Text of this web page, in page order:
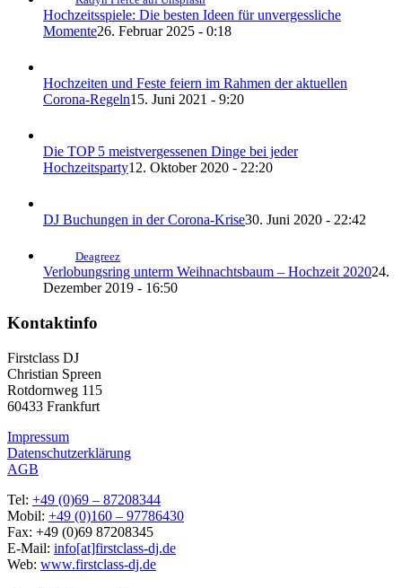
Hochzeitsspiele: Die besten Ideen für unvergessliche
Momente26. Februar 2025 - 0:18
Hochzeiten und Feste feiern im Rahmen der aktuellen
Corona-Regeln15. Juni 2021 - 9:20
Die TOP 5 meistvergessenen Dinge bei jeder
Hochzeitsparty12. Oktober 2020 - 22:20
DJ Buchungen in der Corona-Krise30. Juni 2020 - 22:42
Deagreez
Verlobungsring unterm Weihnachtsbaum – Hochzeit 202024.
Dezember 2019 - 16:50
Kontaktinfo
Firstclass DJ
Christian Spreen
Rotdornweg 115
60433 Frankfurt
Impressum
Datenschutzerklärung
AGB
Tel: +49 (0)69 – 87208344
Mobil: +49 (0)160 – 97786430
Fax: +49 (0)69 87208345
E-Mail: info[at]firstclass-dj.de
Web: www.firstclass-dj.de